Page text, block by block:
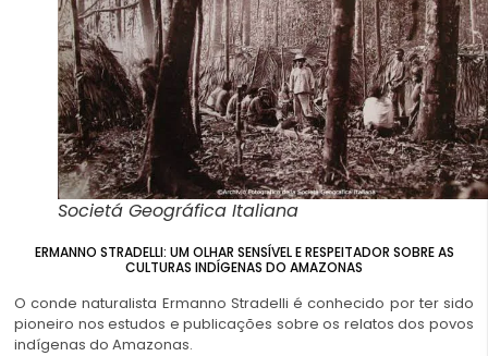
Societá Geográfica Italiana
ERMANNO STRADELLI: UM OLHAR SENSÍVEL E RESPEITADOR SOBRE AS
CULTURAS INDÍGENAS DO AMAZONAS
O conde naturalista Ermanno Stradelli é conhecido por ter sido
pioneiro nos estudos e publicações sobre os relatos dos povos
indígenas do Amazonas.